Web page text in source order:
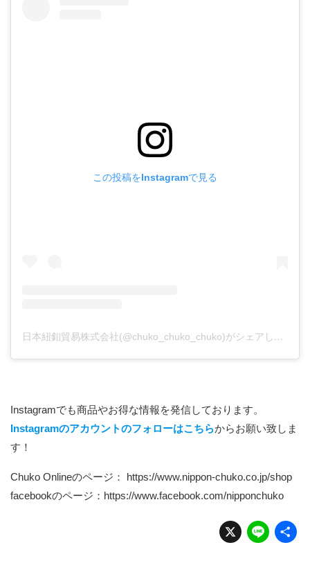
この投稿をInstagramで見る
日本紐釦貿易株式会社(@chuko_chuko_chuko)がシェアした投稿
Instagramでも商品やお得な情報を発信しております。
Instagramのアカウントのフォローはこちらからお願い致しま
す！
Chuko Onlineのページ： https://www.nippon-chuko.co.jp/shop
facebookのページ： https://www.facebook.com/nipponchuko
X Li
n